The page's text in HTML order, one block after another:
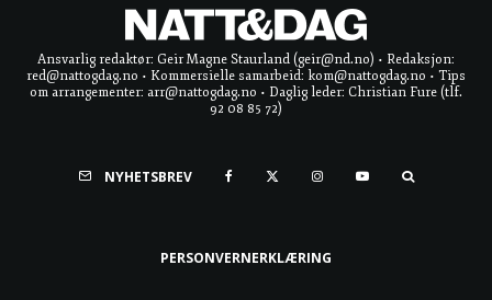
Ansvarlig redaktør: Geir Magne Staurland (geir@nd.no) • Redaksjon:
red@nattogdag.no • Kommersielle samarbeid: kom@nattogdag.no • Tips
om arrangementer: arr@nattogdag.no • Daglig leder: Christian Fure (tlf.
92 08 85 72)
NYHETSBREV
PERSONVERNERKLÆRING